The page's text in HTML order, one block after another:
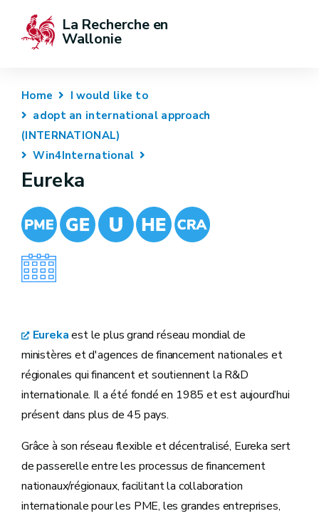
La Recherche en
Wallonie
Home
I would like to
adopt an international approach
(INTERNATIONAL)
Win4International
Eureka
Eurekaest le plus grand réseau mondial de
ministères et d'agences de financement nationales et
régionales qui financent et soutiennent la R&D
internationale. Il a été fondé en 1985 et est aujourd’hui
présent dans plus de 45 pays.
Grâce à son réseau flexible et décentralisé, Eureka sert
de passerelle entre les processus de financement
nationaux/régionaux, facilitant la collaboration
internationale pour les PME, les grandes entreprises,